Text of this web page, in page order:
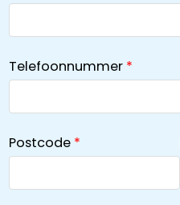
Telefoonnummer
Postcode